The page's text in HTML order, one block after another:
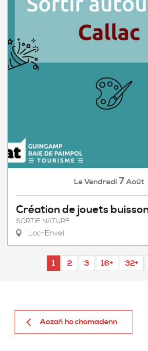
Le Vendredi 7Août
Création de jouets
SORTIE NATURE
Loc-Envel
1 2 3 16+ 32+
Aozañ ho chomadenn